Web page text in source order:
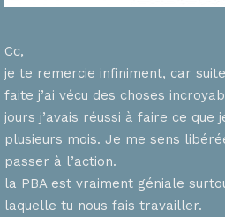
Cc,
je te remercie infiniment, car
faite j’ai vécu des choses
jours j’avais réussi à faire ce que
plusieurs mois. Je me sens
passer à l’action.
la PBA est vraiment géniale
laquelle tu nous fais travailler.